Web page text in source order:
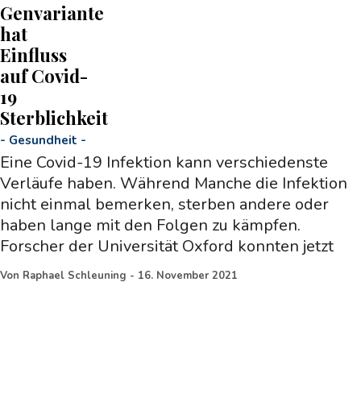
Genvariante
hat
Einfluss
auf Covid-
19
Sterblichkeit
- Gesundheit -
Eine Covid-19 Infektion kann verschiedenste
Verläufe haben. Während Manche die Infektion
nicht einmal bemerken, sterben andere oder
haben lange mit den Folgen zu kämpfen.
Forscher der Universität Oxford konnten jetzt
Von Raphael Schleuning - 16. November 2021